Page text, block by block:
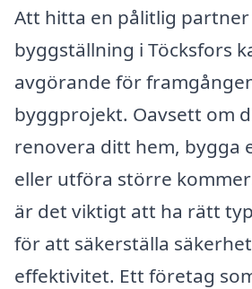
Att hitta en pålitlig
byggställning i Töcksfors
avgörande för
byggprojekt. Oavsett om
renovera ditt hem, bygga
eller utföra större
är det viktigt att ha rätt
för att säkerställa
effektivitet. Ett företag